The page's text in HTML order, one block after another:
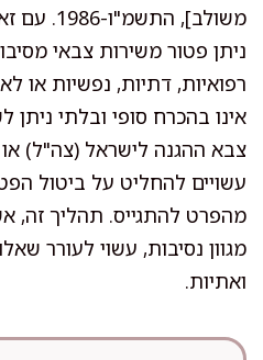
משולב],
ניתן פטור משירות צבאי
רפואיות, דתיות, נפשיות או
אינו בהכרח סופי ובלתי ניתן
צבא ההגנה לישראל (צה"ל)
עשויים להחליט על ביטול
מהפרט להתגייס. תהליך זה,
מגוון נסיבות, עשוי לעורר
ואתיות.